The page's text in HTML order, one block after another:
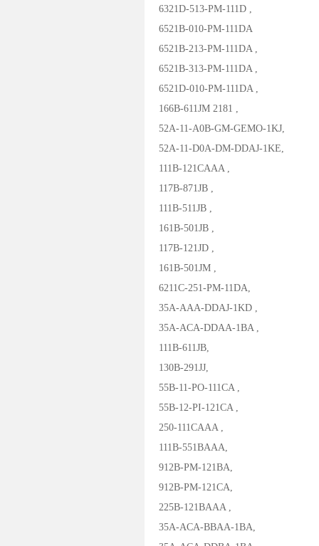
6321D-513-PM-111D ,
6521B-010-PM-111DA
6521B-213-PM-111DA ,
6521B-313-PM-111DA ,
6521D-010-PM-111DA ,
166B-611JM 2181 ,
52A-11-A0B-GM-GEMO-1KJ,
52A-11-D0A-DM-DDAJ-1KE,
111B-121CAAA ,
117B-871JB ,
111B-511JB ,
161B-501JB ,
117B-121JD ,
161B-501JM ,
6211C-251-PM-11DA,
35A-AAA-DDAJ-1KD ,
35A-ACA-DDAA-1BA ,
111B-611JB,
130B-291JJ,
55B-11-PO-111CA ,
55B-12-PI-121CA ,
250-111CAAA ,
111B-551BAAA,
912B-PM-121BA,
912B-PM-121CA,
225B-121BAAA ,
35A-ACA-BBAA-1BA,